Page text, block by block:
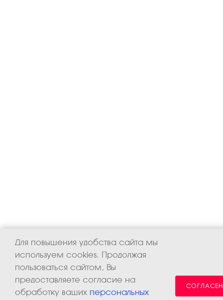
Для повышения удобства сайта мы
используем cookies. Продолжая
пользоваться сайтом, Вы
предоставляете согласие на
обработку ваших персональных
СОГЛАСЕН